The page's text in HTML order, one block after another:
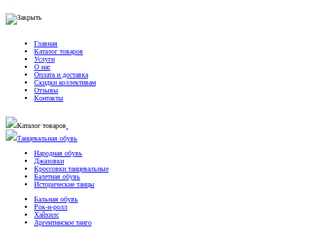
Главная
Каталог товаров
Услуги
О нас
Оплата и доставка
Скидки коллективам
Отзывы
Контакты
Каталог товаров
Танцевальная обувь
Народная обувь
Джазовки
Кроссовки танцевальные
Балетная обувь
Исторические танцы
Бальная обувь
Рок-н-ролл
Хайхилс
Аргентинское танго